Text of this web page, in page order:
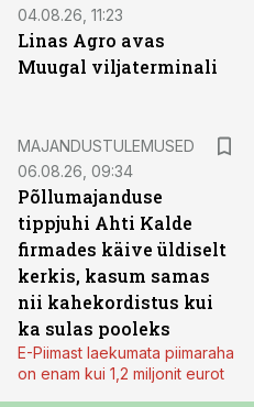
04.08.26, 11:23
Linas Agro avas
Muugal viljaterminali
MAJANDUSTULEMUSED
06.08.26, 09:34
Põllumajanduse
tippjuhi Ahti Kalde
firmades käive üldiselt
kerkis, kasum samas
nii kahekordistus kui
ka sulas pooleks
E-Piimast laekumata piimaraha
on enam kui 1,2 miljonit eurot